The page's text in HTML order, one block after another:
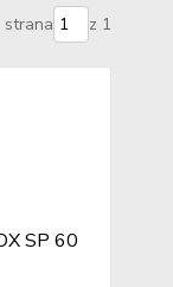
strana z 1